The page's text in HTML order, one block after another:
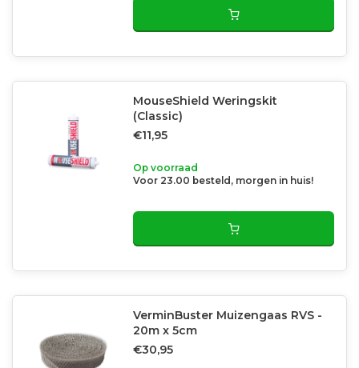
MouseShield Weringskit
(Classic)
€11,95
Op voorraad
Voor 23.00 besteld, morgen in huis!
VerminBuster Muizengaas RVS -
20m x 5cm
€30,95